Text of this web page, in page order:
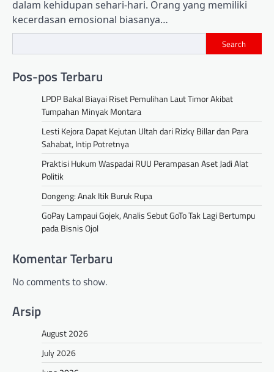
dalam kehidupan sehari-hari. Orang yang memiliki
kecerdasan emosional biasanya…
Search
Pos-pos Terbaru
LPDP Bakal Biayai Riset Pemulihan Laut Timor Akibat
Tumpahan Minyak Montara
Lesti Kejora Dapat Kejutan Ultah dari Rizky Billar dan Para
Sahabat, Intip Potretnya
Praktisi Hukum Waspadai RUU Perampasan Aset Jadi Alat
Politik
Dongeng: Anak Itik Buruk Rupa
GoPay Lampaui Gojek, Analis Sebut GoTo Tak Lagi Bertumpu
pada Bisnis Ojol
Komentar Terbaru
No comments to show.
Arsip
August 2026
July 2026